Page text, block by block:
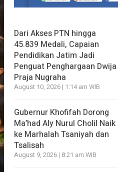
Dari Akses PTN hingga
45.839 Medali, Capaian
Pendidikan Jatim Jadi
Penguat Penghargaan Dwija
Praja Nugraha
August 10, 2026 | 1:14 am WIB
Gubernur Khofifah Dorong
Ma’had Aly Nurul Cholil Naik
ke Marhalah Tsaniyah dan
Tsalisah
August 9, 2026 | 8:21 am WIB